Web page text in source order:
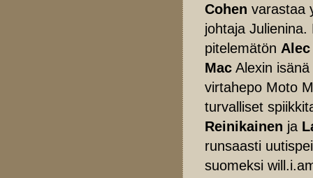
Cohen varastaa
johtaja
pitelemätön
Mac Alexin
virtahepo Moto
turvalliset
Reinikainen ja
runsaasti
suomeksi